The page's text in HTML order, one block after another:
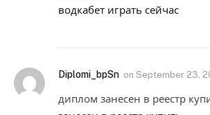
водкабет играть сейчас
Diplomi_bpSn on September 23,
диплом занесен в реестр